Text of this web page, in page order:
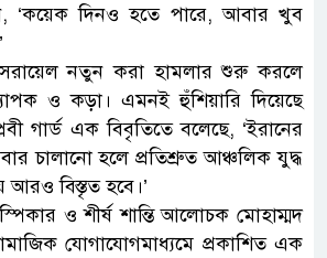
‘কয়েক দিনও হতে পারে, আবার খুব
ইসরায়েল নতুন করা হামলার শুরু করলে
ও কড়া। এমনই হুঁশিয়ারি দিয়েছে
গার্ড এক বিবৃতিতে বলেছে, ‘ইরানের
চালানো হলে প্রতিশ্রুত আঞ্চলিক যুদ্ধ
আরও বিস্তৃত হবে।’
স্পিকার ও শীর্ষ শান্তি আলোচক মোহাম্মদ
যোগাযোগমাধ্যমে প্রকাশিত এক